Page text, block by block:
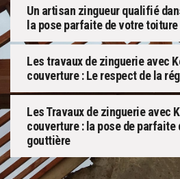
Un artisan zingueur qualifié
la pose parfaite de votre toiture
Les travaux de zinguerie avec
couverture : Le respect de la
Les Travaux de zinguerie avec
couverture : la pose de parfaite
gouttière